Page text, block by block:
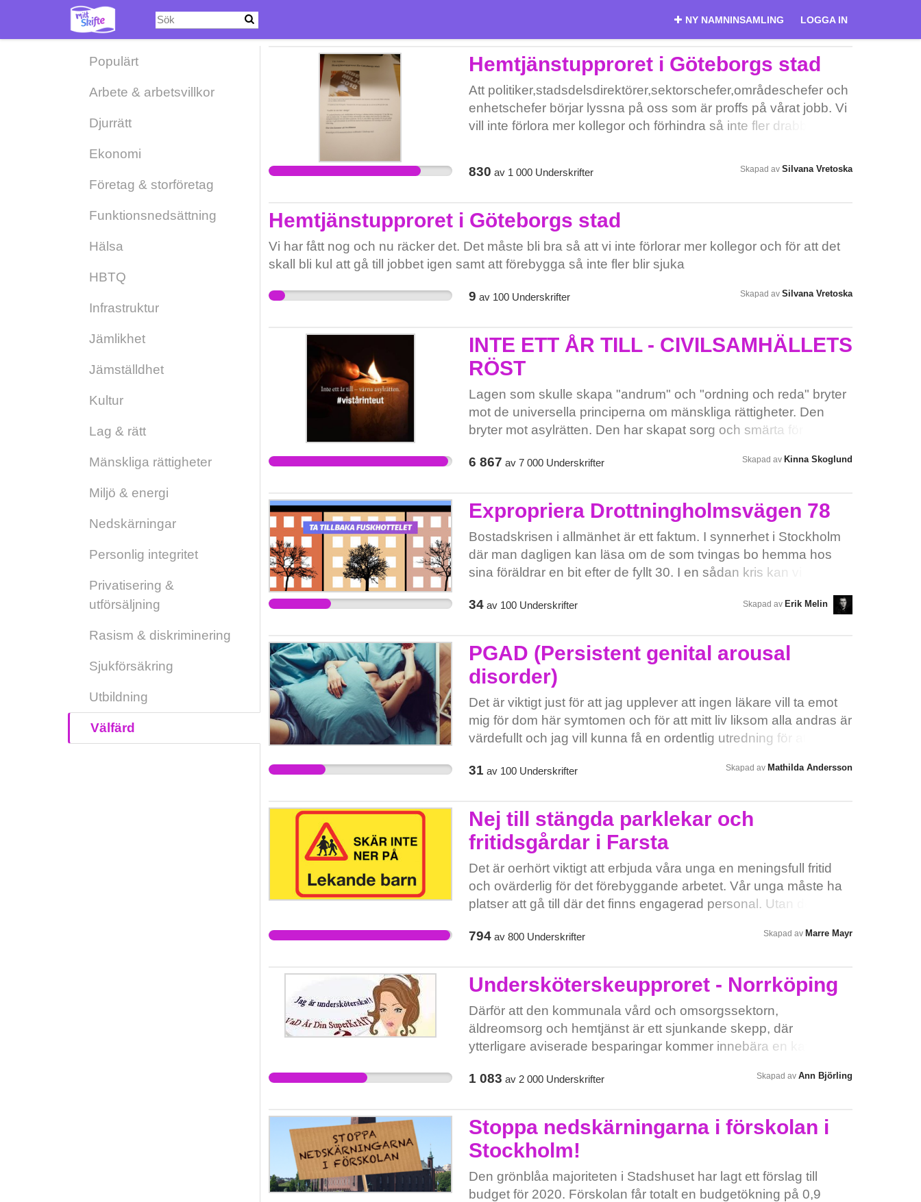
huvudinnehåll
NY NAMNINSAMLING LOGGA IN
Populärt
Arbete & arbetsvillkor
Djurrätt
Ekonomi
Företag & storföretag
Funktionsnedsättning
Hälsa
HBTQ
Infrastruktur
Jämlikhet
Jämställdhet
Kultur
Lag & rätt
Mänskliga rättigheter
Miljö & energi
Nedskärningar
Personlig integritet
Privatisering &
utförsäljning
Rasism & diskriminering
Sjukförsäkring
Utbildning
Välfärd
Hemtjänstupproret i Göteborgs stad
Att politiker,stadsdelsdirektörer,sektorschefer,områdeschefer och
enhetschefer börjar lyssna på oss som är proffs på vårat jobb. Vi
vill inte förlora mer kollegor och förhindra så inte fler drabbas av
830 av 1 000Underskrifter Skapad av Silvana Vretoska
Hemtjänstupproret i Göteborgs stad
Vi har fått nog och nu räcker det. Det måste bli bra så att vi inte förlorar mer kollegor och för att det
skall bli kul att gå till jobbet igen samt att förebygga så inte fler blir sjuka
9 av 100Underskrifter Skapad av Silvana Vretoska
INTE ETT ÅR TILL - CIVILSAMHÄLLETS
RÖST
Lagen som skulle skapa "andrum" och "ordning och reda" bryter
mot de universella principerna om mänskliga rättigheter. Den
bryter mot asylrätten. Den har skapat sorg och smärta för så
tvångsrekrytering, tvångsgifte, sexslaveri och annan utsatthet.
extremt kritiserad från i princip samtliga remissinstanser innan
den röstades igenom sommaren 2016 (med retroaktiv tillämpning
från 24/11 2015). Den förlängdes 2019 utan någon utvärdering
trots all fortsatt massiv kritik 2016-2019. Det är både själva lagen
i sig och tillämpningen som är grunden till den vidriga situation vi
vårt land. Situationen omöjliggör också en bra integration genom
långsiktiga hållbara lösningar utan enbart akuta insatser för
överlevnad.
6 867 av 7 000Underskrifter Skapad av Kinna Skoglund
Expropriera Drottningholmsvägen 78
Bostadskrisen i allmänhet är ett faktum. I synnerhet i Stockholm
där man dagligen kan läsa om de som tvingas bo hemma hos
sina föräldrar en bit efter de fyllt 30. I en sådan kris kan vi inte ha
turister trots att det tydligt står i detaljplanen att de inte får göra
böter. Men skriv under om du tycker att staden borde ta tillbaka
huset och hyra ut det till folk som köat åratal för en lägenhet. Läs
mer: https://www.stockholmdirekt.se/nyheter/tomstallt-hyreshus-
anvands-som-hotell/repsks!C1wTqZUNvRiAxMG3TiVSA/?
fbclid=IwAR0Kefayu0tjcLXHjJgvF9Pdu10jWGUPpLtNWRPKr9NiD7CChXwQ7PsQD0o
34av 100Underskrifter Skapad av Erik Melin
PGAD (Persistent genital arousal
disorder)
Det är viktigt just för att jag upplever att ingen läkare vill ta emot
mig för dom här symtomen och för att mitt liv liksom alla andras är
värdefullt och jag vill kunna få en ordentlig utredning för att
hantera.
31 av 100Underskrifter Skapad av Mathilda Andersson
Nej till stängda parklekar och
fritidsgårdar i Farsta
Det är oerhört viktigt att erbjuda våra unga en meningsfull fritid
och ovärderlig för det förebyggande arbetet. Vår unga måste ha
platser att gå till där det finns engagerad personal. Utan dessa
ungdomar. Vi vill att Farsta ska fortsätta vara en bra plats att växa
verksamheter. Nej till att stänga våra parklekar och fritidsgårdar i
Farsta.
794av 800Underskrifter Skapad av Marre Mayr
Undersköterskeupproret - Norrköping
Därför att den kommunala vård och omsorgssektorn,
äldreomsorg och hemtjänst är ett sjunkande skepp, där
ytterligare aviserade besparingar kommer innebära en katastrof.
vettiga scheman och i förlängningen en högre lön, inte ännu
1 083 av 2 000Underskrifter Skapad av Ann Björling
Stoppa nedskärningarna i förskolan i
Stockholm!
Den grönblåa majoriteten i Stadshuset har lagt ett förslag till
budget för 2020. Förskolan får totalt en budgetökning på 0,9